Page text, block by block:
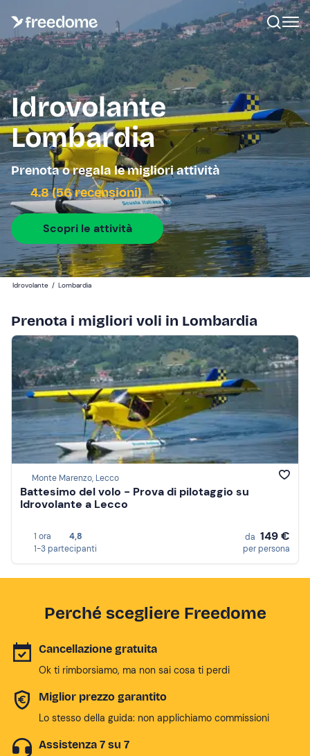
Idrovolante
Lombardia
Prenota o regala le migliori attività
4.8 (56 recensioni)
Scopri le attività
Idrovolante / Lombardia
Prenota i migliori voli in Lombardia
Monte Marenzo, Lecco
Battesimo del volo - Prova di pilotaggio su
Idrovolante a Lecco
1 ora
4,8
1-3 partecipanti
da 149 €
per persona
Perché scegliere Freedome
Cancellazione gratuita
Ok ti rimborsiamo, ma non sai cosa ti perdi
Miglior prezzo garantito
Lo stesso della guida: non applichiamo commissioni
Assistenza 7 su 7